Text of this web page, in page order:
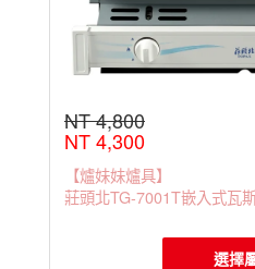
NT 4,800
NT 4,300
【爐妹妹爐具】
莊頭北TG-7001T嵌入式瓦
選擇